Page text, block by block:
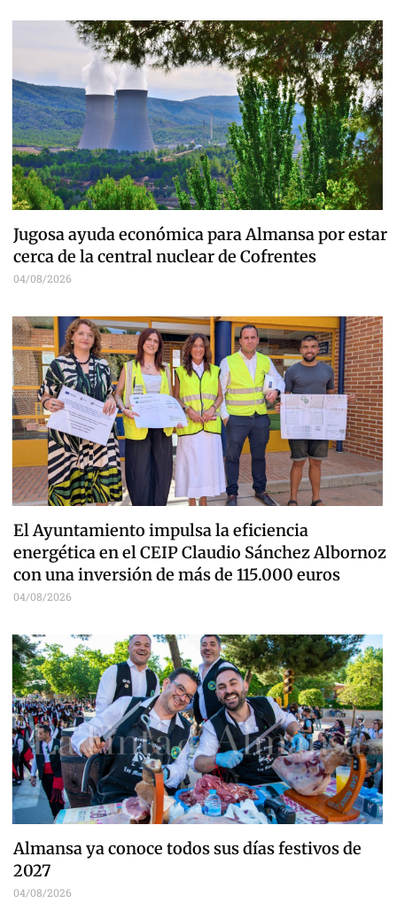
Jugosa ayuda económica para Almansa por estar
cerca de la central nuclear de Cofrentes
04/08/2026
El Ayuntamiento impulsa la eficiencia
energética en el CEIP Claudio Sánchez Albornoz
con una inversión de más de 115.000 euros
04/08/2026
Almansa ya conoce todos sus días festivos de
2027
04/08/2026